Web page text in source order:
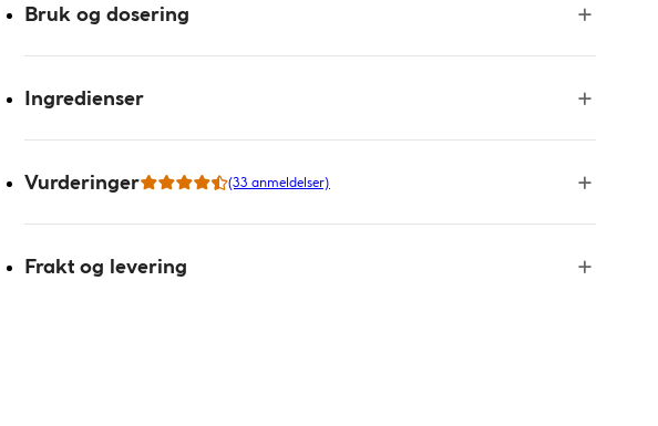
Bruk og dosering
Ingredienser
Vurderinger (33 anmeldelser)
Frakt og levering